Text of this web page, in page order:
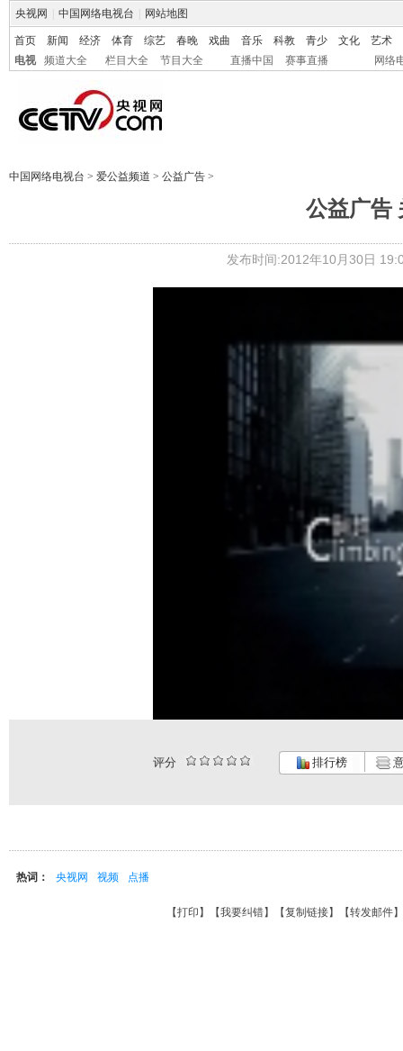
央视网 中国网络电视台 网站地图
首页 新闻 经济 体育 综艺 春晚 戏曲 音乐 科教 青少 文化
艺术
电视
频道大全 栏目大全 节目大全 直播中国 赛事直播 网络
中国网络电视台 > 爱公益频道 > 公益广告 >
公益广告
发布时间:2012年10月30日
评分 排行榜
热词： 央视网 视频 点播
【打印 】【我要纠错】【复制链接】【转发邮件